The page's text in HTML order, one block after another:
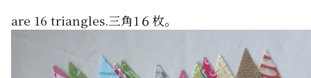
are 16 triangles.三角1６枚。